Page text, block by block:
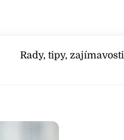
Rady, tipy, zajímavosti